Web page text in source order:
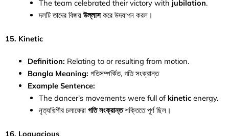
The team celebrated their victory with jubilation.
দলটি তাদের বিজয় উল্লাসকরে উদযাপন করল।
15. Kinetic
Definition: Relating to or resulting from motion.
Bangla Meaning: গতিসম্পর্কিত, গতি সংক্রান্ত
Example Sentence:
The dancer’s movements were full of kineticenergy.
নৃত্যশিল্পীর চলাফেরা গতি সংক্রান্তশক্তিতে পূর্ণ ছিল।
16. Loquacious